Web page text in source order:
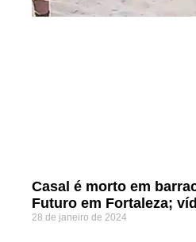
Casal é morto em
Futuro em Fortaleza;
28 de janeiro de 2024